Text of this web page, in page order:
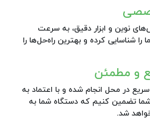
نوین و ابزار دقیق، به سرعت
شناسایی کرده و بهترین راه‌حل‌ها را
و مطمئن
در محل انجام شده و با اعتماد به
تضمین کنیم که دستگاه شما به
شد.